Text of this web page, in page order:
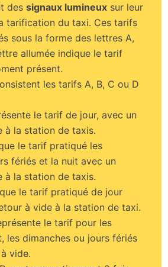
dessignaux lumineux sur leur
tarification du taxi. Ces tarifs
sous la forme des lettres A,
allumée indique le tarif
présent.
les tarifs A, B, C ou D
le tarif de jour, avec un
à la station de taxis.
le tarif pratiqué les
fériés et la nuit avec un
à la station de taxis.
le tarif pratiqué de jour
à vide à la station de taxi.
le tarif pour les
les dimanches ou jours fériés
vide.